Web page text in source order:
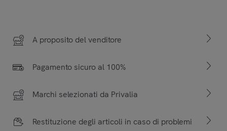
A proposito del venditore
Pagamento sicuro al 100%
Marchi selezionati da Privalia
Restituzione degli articoli in caso di problemi